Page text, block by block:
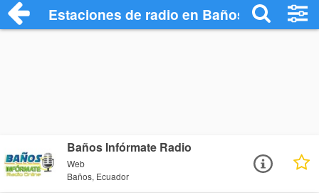
Estaciones de radio en Baños -
Baños Infórmate Radio
Web
Baños, Ecuador